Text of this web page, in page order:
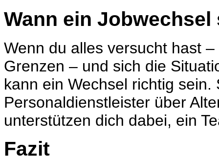
Wann ein
Wenn du alles versucht hast
Grenzen – und sich die
kann ein Wechsel richtig
Personaldienstleister über
unterstützen dich dabei, ein
Fazit